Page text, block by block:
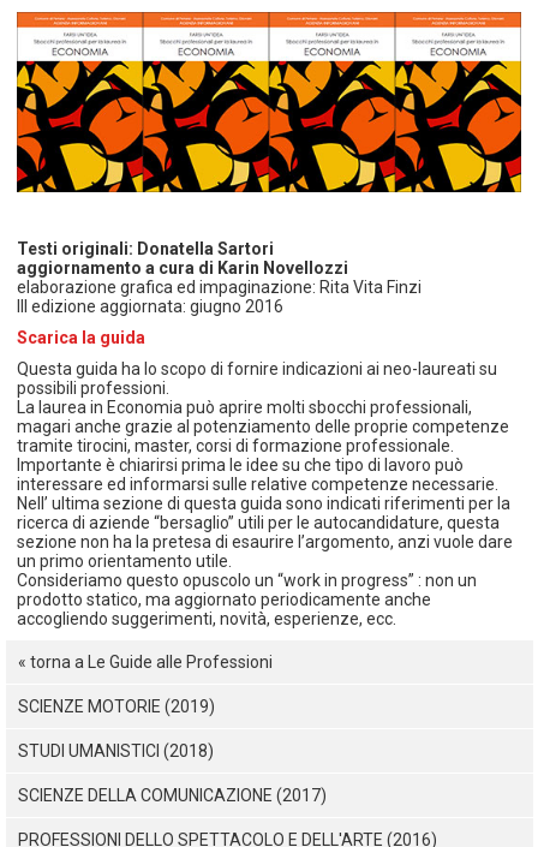
Coordinamento Provinciale Ferrarese Informagiovani
SOCIALE
Testi originali: Donatella Sartori
aggiornamento a cura di Karin Novellozzi
elaborazione grafica ed impaginazione: Rita Vita Finzi
III edizione aggiornata: giugno 2016
Scarica la guida
Questa guida ha lo scopo di fornire indicazioni ai neo-laureati su
possibili professioni.
La laurea in Economia può aprire molti sbocchi professionali,
magari anche grazie al potenziamento delle proprie competenze
tramite tirocini, master, corsi di formazione professionale.
Importante è chiarirsi prima le idee su che tipo di lavoro può
interessare ed informarsi sulle relative competenze necessarie.
Nell’ ultima sezione di questa guida sono indicati riferimenti per la
ricerca di aziende “bersaglio” utili per le autocandidature, questa
sezione non ha la pretesa di esaurire l’argomento, anzi vuole dare
un primo orientamento utile.
Consideriamo questo opuscolo un “work in progress” : non un
prodotto statico, ma aggiornato periodicamente anche
accogliendo suggerimenti, novità, esperienze, ecc.
« torna a Le Guide alle Professioni
SCIENZE MOTORIE (2019)
STUDI UMANISTICI (2018)
SCIENZE DELLA COMUNICAZIONE (2017)
PROFESSIONI DELLO SPETTACOLO E DELL'ARTE (2016)